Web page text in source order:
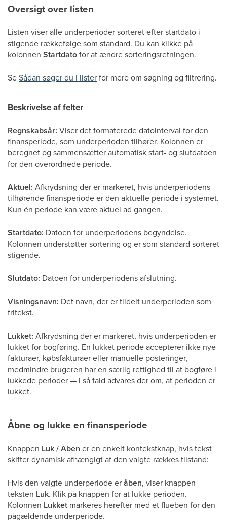
Oversigt over listen
Listen viser alle underperioder sorteret efter startdato i
stigende rækkefølge som standard. Du kan klikke på
kolonnen Startdatofor at ændre sorteringsretningen.
SeSådan søger du i listerfor mere om søgning og filtrering.
Beskrivelse af felter
Regnskabsår: Viser det formaterede datointerval for den
finansperiode, som underperioden tilhører. Kolonnen er
beregnet og sammensætter automatisk start- og slutdatoen
for den overordnede periode.
Aktuel: Afkrydsning der er markeret, hvis underperiodens
tilhørende finansperiode er den aktuelle periode i systemet.
Kun én periode kan være aktuel ad gangen.
Startdato: Datoen for underperiodens begyndelse.
Kolonnen understøtter sortering og er som standard sorteret
stigende.
Slutdato: Datoen for underperiodens afslutning.
Visningsnavn: Det navn, der er tildelt underperioden som
fritekst.
Lukket: Afkrydsning der er markeret, hvis underperioden er
lukket for bogføring. En lukket periode accepterer ikke nye
fakturaer, købsfakturaer eller manuelle posteringer,
medmindre brugeren har en særlig rettighed til at bogføre i
lukkede perioder — i så fald advares der om, at perioden er
lukket.
Åbne og lukke en finansperiode
Knappen Luk / Åben er en enkelt kontekstknap, hvis tekst
skifter dynamisk afhængigt af den valgte rækkes tilstand:
Hvis den valgte underperiode eråben, viser knappen
teksten Luk. Klik på knappen for at lukke perioden.
Kolonnen Lukket markeres herefter med et flueben for den
pågældende underperiode.